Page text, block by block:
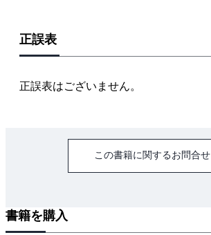
正誤表
正誤表はございません。
この書籍に関するお問合せ
書籍を購入